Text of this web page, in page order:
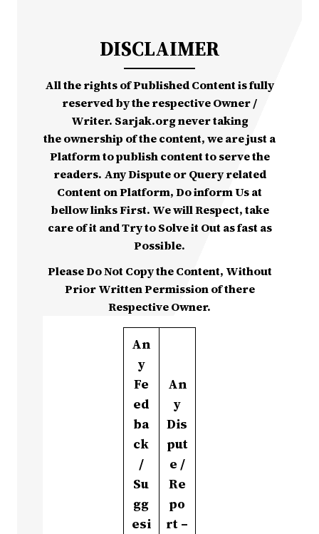
DISCLAIMER
All the rights of Published Content is fully
reserved by the respective Owner /
Writer. Sarjak.org never taking
the ownership of the content, we are just a
Platform to publish content to serve the
readers. Any Dispute or Query related
Content on Platform, Do inform Us at
bellow links First. We will Respect, take
care of it and Try to Solve it Out as fast as
Possible.
Please Do Not Copy the Content, Without
Prior Written Permission of there
Respective Owner.
An
y
Fe
ed
ba
ck
/
Su
gg
esi
An
y
Dis
put
e /
Re
po
rt –